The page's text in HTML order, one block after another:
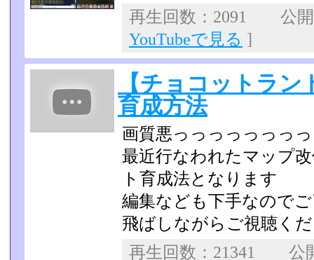
再生回数：2091 公
YouTubeで見る ]
【チョコットラ
育成方法
画質悪っっっっっっっ
最近行なわれたマップ
ト育成法となります
編集なども下手なので
飛ばしながらご視聴く
再生回数：21341